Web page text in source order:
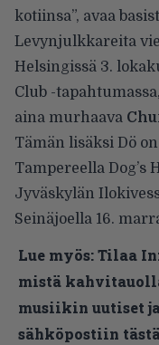
kotiinsa”, avaa
Levynjulkkareita
Helsingissä 3.
Club -
aina murhaava
Tämän lisäksi Dö
Tampereella Dog’s
Jyväskylän
Seinäjoella 16.
Lue myös:Tilaa
mistä
musiikin uutiset
sähköpostiin